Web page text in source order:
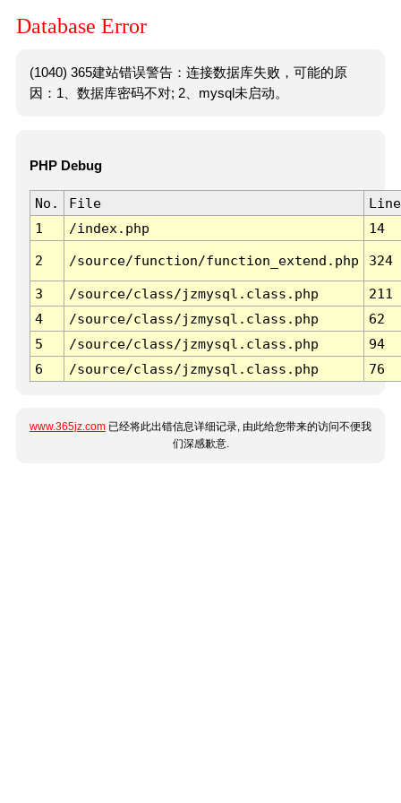
Database Error
(1040) 365建站错误警告：连接数据库失败，可能的原
因：1、数据库密码不对; 2、mysql未启动。
PHP Debug
No. File
Line
1
/index.php 14
2 /source/function/function_extend.php 324
3 /source/class/jzmysql.class.php
211
4
/source/class/jzmysql.class.php
62
5
/source/class/jzmysql.class.php
94
6
/source/class/jzmysql.class.php 76
www.365jz.com 已经将此出错信息详细记录, 由此给您带来的访问不便我
们深感歉意.